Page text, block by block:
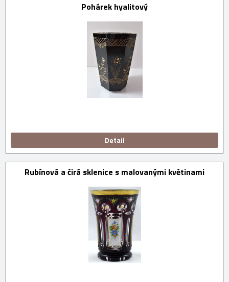
Pohárek hyalitový
Detail
Rubínová a čirá sklenice s malovanými květinami